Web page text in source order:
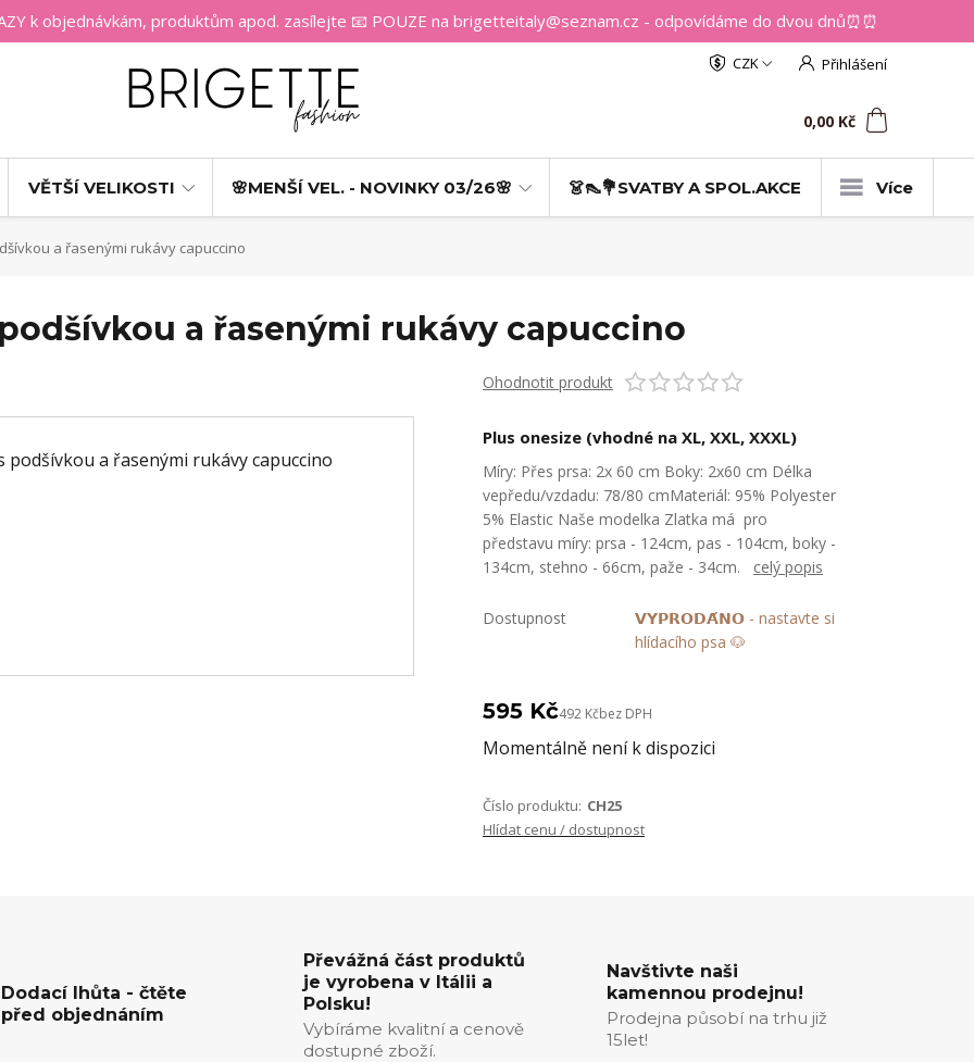
k objednávkám, produktům apod. zasílejte 📧 POUZE na brigetteitaly@seznam.cz - odpovídáme do dvou dnů⏰⏰
CZK Přihlášení
0,00 Kč
VĚTŠÍ VELIKOSTI 🌸MENŠÍ VEL. - NOVINKY 03/26🌸 👗👠💐SVATBY A SPOL.AKCE Více
a řasenými rukávy capuccino
a řasenými rukávy capuccino
Ohodnotit produkt
Plus onesize (vhodné na XL, XXL, XXXL)
Míry: Přes prsa: 2x 60 cm Boky: 2x60 cm Délka
vepředu/vzdadu: 78/80 cmMateriál: 95% Polyester
5% Elastic Naše modelka Zlatka má pro
představu míry: prsa - 124cm, pas - 104cm, boky -
134cm, stehno - 66cm, paže - 34cm. celý popis
Dostupnost
𝗩𝗬𝗣𝗥𝗢𝗗𝗔́𝗡𝗢 - nastavte si
hlídacího psa 🐶
595 Kč492 Kčbez DPH
Momentálně není k dispozici
Číslo produktu: CH25
Hlídat cenu / dostupnost
Dodací lhůta - čtěte
před objednáním
Převážná část produktů
je vyrobena v Itálii a
Polsku!
Vybíráme kvalitní a cenově
dostupné zboží.
Navštivte naši
kamennou prodejnu!
Prodejna působí na trhu již
15let!